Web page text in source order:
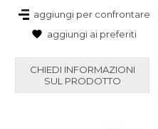
aggiungi per confrontare
aggiungi ai preferiti
CHIEDI INFORMAZIONI
SUL PRODOTTO